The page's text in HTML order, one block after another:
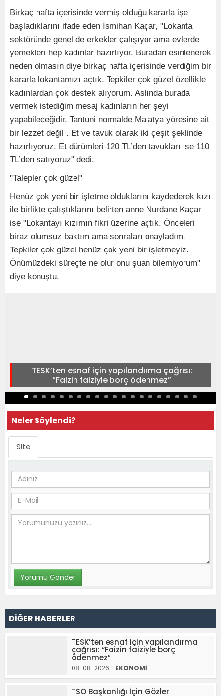
Birkaç hafta içerisinde vermiş olduğu kararla işe
başladıklarını ifade eden İsmihan Kaçar, "Lokanta
sektöründe genel de erkekler çalışıyor ama evlerde
yemekleri hep kadınlar hazırlıyor. Buradan esinlenerek
neden olmasın diye birkaç hafta içerisinde verdiğim bir
kararla lokantamızı açtık. Tepkiler çok güzel özellikle
kadınlardan çok destek alıyorum. Aslında burada
vermek istediğim mesaj kadınların her şeyi
yapabileceğidir. Tantuni normalde Malatya yöresine ait
bir lezzet değil . Et ve tavuk olarak iki çeşit şeklinde
hazırlıyoruz. Et dürümleri 120 TL’den tavukları ise 110
TL’den satıyoruz" dedi.
"Talepler çok güzel"
Henüz çok yeni bir işletme olduklarını kaydederek kızı
ile birlikte çalıştıklarını belirten anne Nurdane Kaçar
ise "Lokantayı kızımın fikri üzerine açtık. Önceleri
biraz olumsuz baktım ama sonraları onayladım.
Tepkiler çok güzel henüz çok yeni bir işletmeyiz.
Önümüzdeki süreçte ne olur onu şuan bilemiyorum"
diye konuştu.
TESK’ten esnaf için yapılandırma çağrısı:
“Faizin faiziyle borç ödenmez”
Neler Söylendi?
Site
DİĞER HABERLER
TESK’ten esnaf için yapılandırma
çağrısı: “Faizin faiziyle borç
ödenmez”
08-08-2026 - EKONOMİ
TSO Başkanlığı İçin Gözler